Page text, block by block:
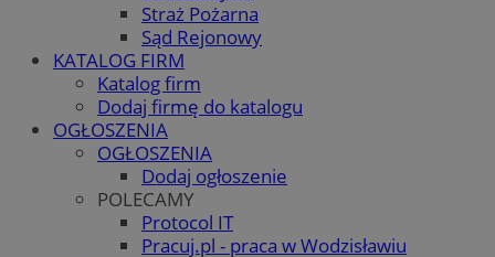
Straż Pożarna
Sąd Rejonowy
KATALOG FIRM
Katalog firm
Dodaj firmę do katalogu
OGŁOSZENIA
OGŁOSZENIA
Dodaj ogłoszenie
POLECAMY
Protocol IT
Pracuj.pl - praca w Wodzisławiu